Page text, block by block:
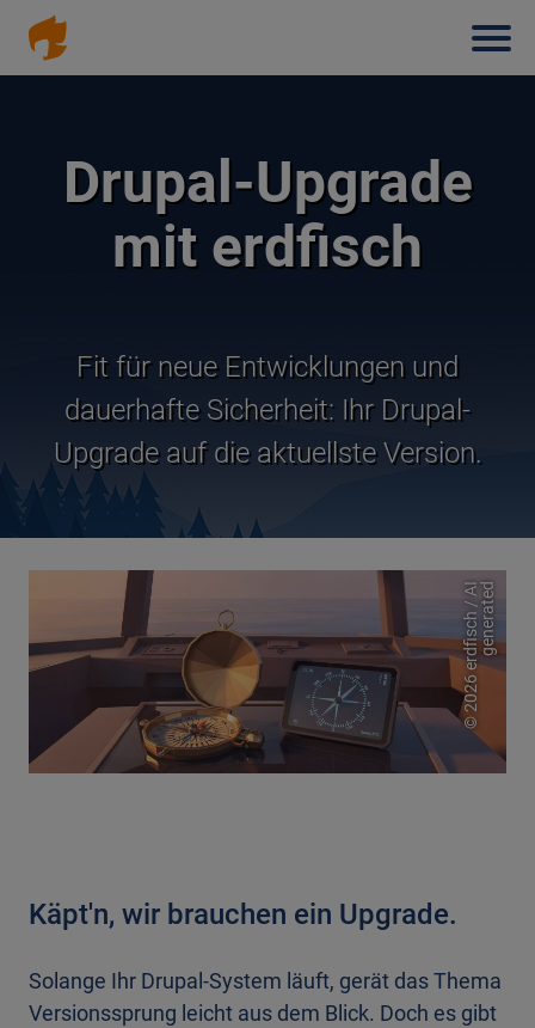
Direkt
zum
Inhalt
Drupal-Upgrade
mit erdfisch
Fit für neue Entwicklungen und
dauerhafte Sicherheit: Ihr Drupal-
Upgrade auf die aktuellste Version.
©
2
0
2
6
e
r
d
f
i
s
c
h
/
A
I
g
e
n
e
r
a
t
ed
Käpt'n, wir brauchen ein Upgrade.
Solange Ihr Drupal-System läuft, gerät das Thema
Versionssprung leicht aus dem Blick. Doch es gibt